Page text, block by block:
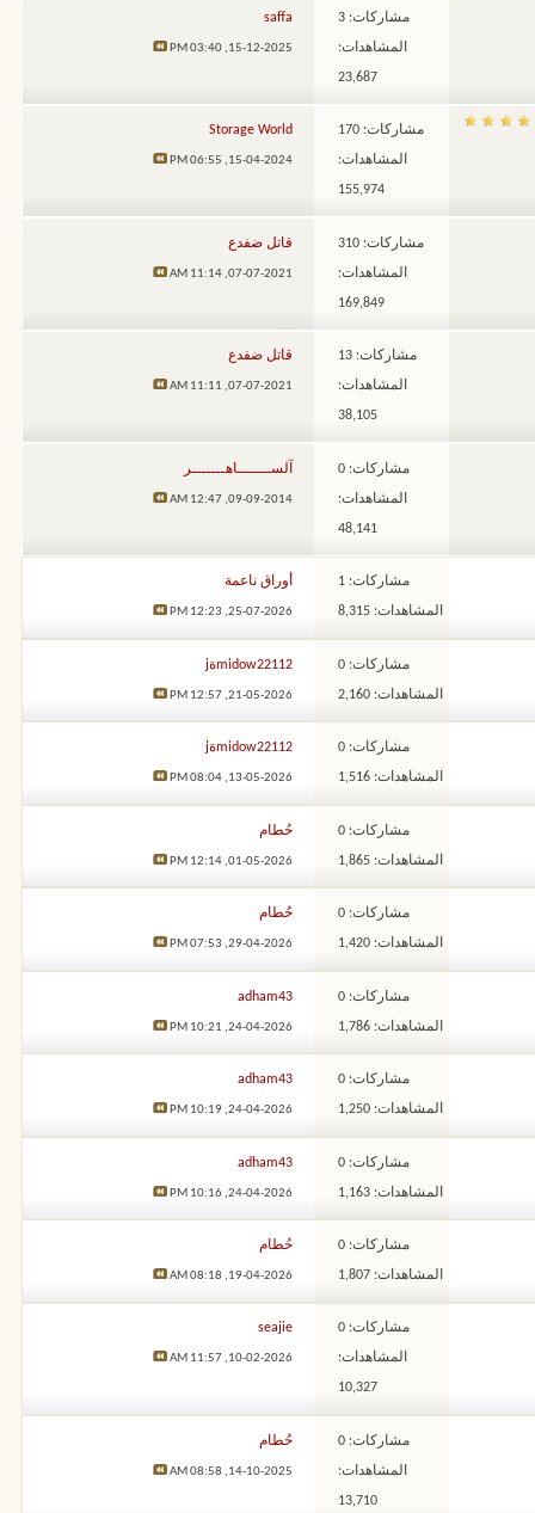
مشاركات: 3
المشاهدات:
23,687
saffa
15-12-2025,
03:40 PM
مشاركات: 170
المشاهدات:
155,974
Storage World
15-04-2024,
06:55 PM
مشاركات: 310
المشاهدات:
169,849
قاتل ضفدع
07-07-2021,
11:14 AM
مشاركات: 13
المشاهدات:
38,105
قاتل ضفدع
07-07-2021,
11:11 AM
مشاركات: 0
المشاهدات:
48,141
آلســـــــاهـــــــر
09-09-2014,
12:47 AM
مشاركات: 1
المشاهدات: 8,315
أوراق ناعمة
25-07-2026,
12:23 PM
مشاركات: 0
المشاهدات: 2,160
midow22112ةj
21-05-2026,
12:57 PM
مشاركات: 0
المشاهدات: 1,516
midow22112ةj
13-05-2026,
08:04 PM
مشاركات: 0
المشاهدات: 1,865
حُطام
01-05-2026,
12:14 PM
مشاركات: 0
المشاهدات: 1,420
حُطام
29-04-2026,
07:53 PM
مشاركات: 0
المشاهدات: 1,786
adham43
24-04-2026,
10:21 PM
مشاركات: 0
المشاهدات: 1,250
adham43
24-04-2026,
10:19 PM
مشاركات: 0
المشاهدات: 1,163
adham43
24-04-2026,
10:16 PM
مشاركات: 0
المشاهدات: 1,807
حُطام
19-04-2026,
08:18 AM
مشاركات: 0
المشاهدات:
10,327
seajie
10-02-2026,
11:57 AM
مشاركات: 0
المشاهدات:
13,710
حُطام
14-10-2025,
08:58 AM